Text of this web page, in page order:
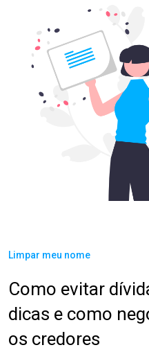
Limpar meu nome
Como evitar
dicas e como
os credores